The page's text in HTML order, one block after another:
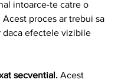
intoarce-te catre o
Acest proces ar trebui sa
daca efectele vizibile
secvential. Acest